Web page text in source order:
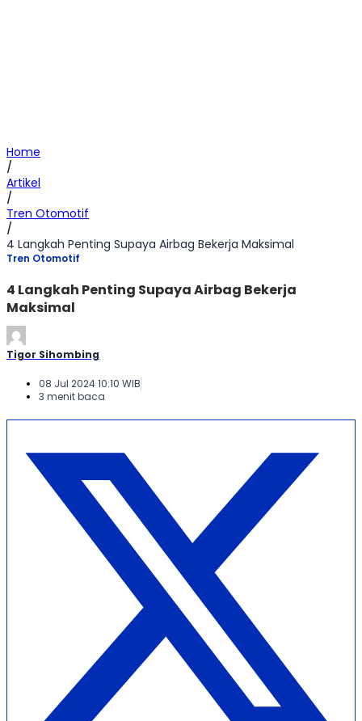
Home
/
Artikel
/
Tren Otomotif
/
4 Langkah Penting Supaya Airbag Bekerja Maksimal
Tren Otomotif
4 Langkah Penting Supaya Airbag Bekerja
Maksimal
Tigor Sihombing
08 Jul 2024 10:10 WIB
3 menit baca